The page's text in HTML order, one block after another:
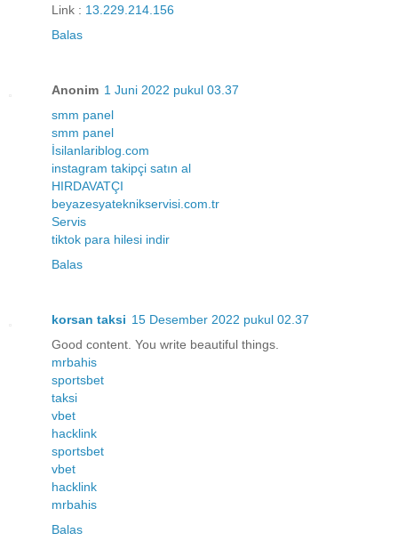
Link : 13.229.214.156
Balas
Anonim 1 Juni 2022 pukul 03.37
smm panel
smm panel
İsilanlariblog.com
instagram takipçi satın al
HIRDAVATÇI
beyazesyateknikservisi.com.tr
Servis
tiktok para hilesi indir
Balas
korsan taksi 15 Desember 2022 pukul 02.37
Good content. You write beautiful things.
mrbahis
sportsbet
taksi
vbet
hacklink
sportsbet
vbet
hacklink
mrbahis
Balas